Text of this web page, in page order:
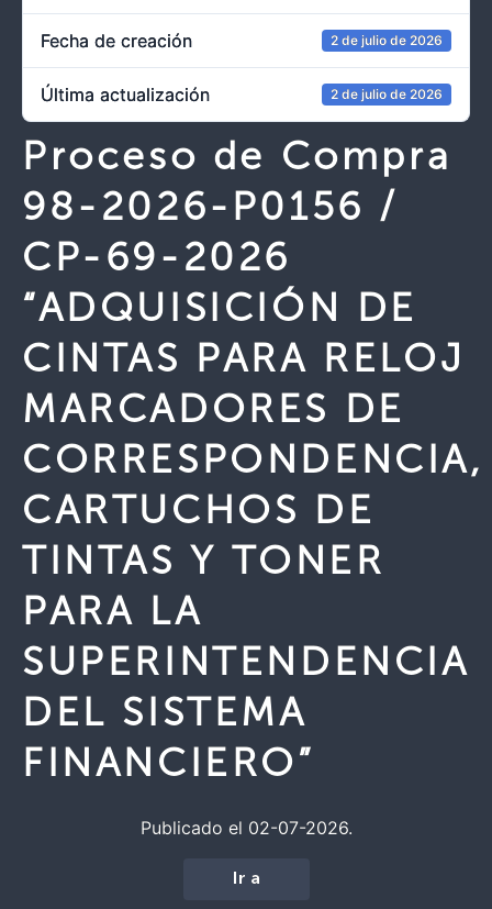
Fecha de creación 2 de julio de 2026
Última actualización 2 de julio de 2026
Proceso de Compra
98-2026-P0156 /
CP-69-2026
“ADQUISICIÓN DE
CINTAS PARA RELOJ
MARCADORES DE
CORRESPONDENCIA,
CARTUCHOS DE
TINTAS Y TONER
PARA LA
SUPERINTENDENCIA
DEL SISTEMA
FINANCIERO”
Publicado el 02-07-2026.
Ir a